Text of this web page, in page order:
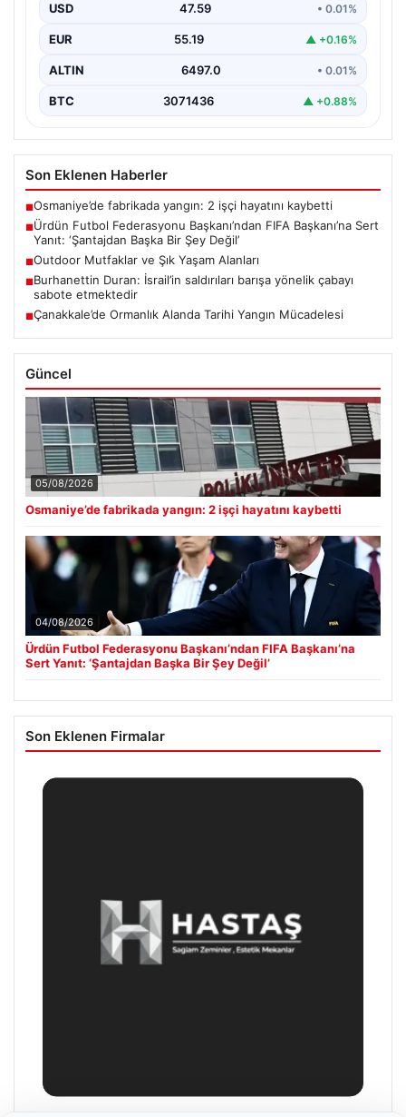
Ürdün Futbol Federasyonu (JFA) Başkanı Ali Bin Al-
USD 47.59 • 0.01%
EUR 55.19 ▲ +0.16%
ALTIN 6497.0 • 0.01%
BTC 3071436 ▲ +0.88%
Son Eklenen Haberler
■Osmaniye’de fabrikada yangın: 2 işçi hayatını kaybetti
■Ürdün Futbol Federasyonu Başkanı’ndan FIFA Başkanı’na Sert
Yanıt: ‘Şantajdan Başka Bir Şey Değil’
■Outdoor Mutfaklar ve Şık Yaşam Alanları
■Burhanettin Duran: İsrail’in saldırıları barışa yönelik çabayı
sabote etmektedir
■Çanakkale’de Ormanlık Alanda Tarihi Yangın Mücadelesi
Güncel
05/08/2026
Osmaniye’de fabrikada yangın: 2 işçi hayatını kaybetti
04/08/2026
Ürdün Futbol Federasyonu Başkanı’ndan FIFA Başkanı’na
Sert Yanıt: ‘Şantajdan Başka Bir Şey Değil’
Son Eklenen Firmalar